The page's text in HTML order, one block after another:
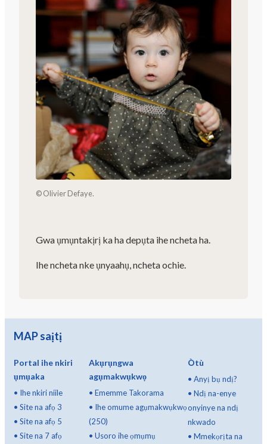
© Olivier Defaye.
Gwa ụmụntakịrị ka ha depụta ihe ncheta ha.
Ihe ncheta nke ụnyaahụ, ncheta ochie.
MAP saịtị
Portal ihe nkiri
ụmụaka
• Ihe nkiri niile
• Site na afọ 3
• Site na afọ 5
• Site na 7 afọ
Akụrụngwa
agụmakwụkwọ
• Ememme Takorama
• Ihe omume agụmakwụkwọ
(250)
• Usoro ihe ọmụmụ
Òtù
•Anyị bụ ndị?
•Ndị na-enye
onyinye na ndị
nkwado
•Mmekọrịta na